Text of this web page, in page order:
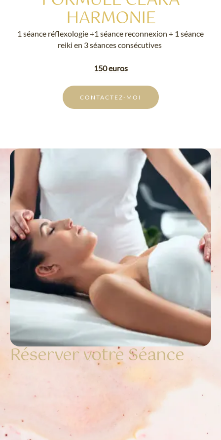
HARMONIE
1 séance réflexologie +1 séance reconnexion + 1 séance
reiki en 3 séances consécutives
150 euros
CONTACTEZ-MOI
Réserver votre Séance